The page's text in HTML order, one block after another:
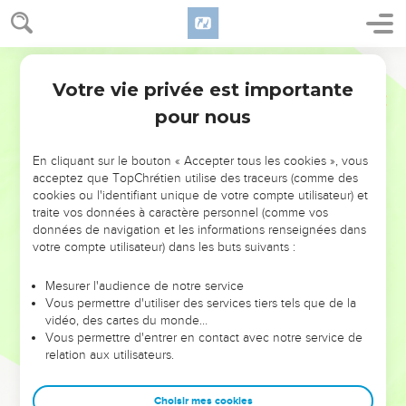
NE MANQUEZ PAS L’ÉVÉNEMENT
DE L’ANNÉE !
ET SI LEURS ERREURS POUVAIENT VOUS ÉVITER LES
VOTRES ?
leur foi ou leur vision. Mais on voit moins les doutes, les erreurs
et les saisons difficiles qu'ils ont traversés, alors même que ce
sont elles qui les ont façonnés.
Dans cette conférence, leaders, entrepreneurs, et responsables
clés pour avancer avec plus de sagesse afin que leurs erreurs
Votre vie privée est importante
pour nous
En cliquant sur le bouton « Accepter tous les cookies », vous
acceptez que TopChrétien utilise des traceurs (comme des
cookies ou l'identifiant unique de votre compte utilisateur) et
traite vos données à caractère personnel (comme vos
données de navigation et les informations renseignées dans
votre compte utilisateur) dans les buts suivants :
Mesurer l'audience de notre service
Vous permettre d'utiliser des services tiers tels que de la
vidéo, des cartes du monde…
Vous permettre d'entrer en contact avec notre service de
relation aux utilisateurs.
Choisir mes cookies